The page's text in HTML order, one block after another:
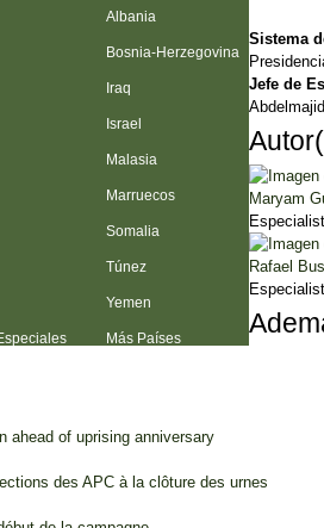
Albania
Bosnia-Herzegovina
Iraq
Israel
Malasia
Marruecos
Somalia
Túnez
Yemen
Más Países
Sistema
Jefe de
Maryam
Rafael
ahead of uprising anniversary
des APC à la clôture des urnes